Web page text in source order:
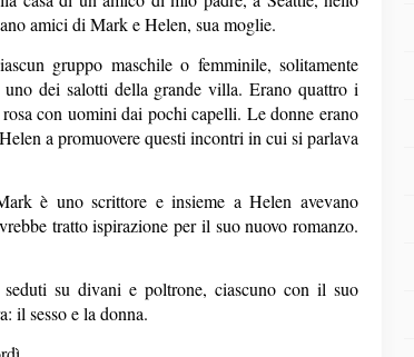
amici di Mark e Helen, sua moglie.
gruppo maschile o femminile, solitamente
dei salotti della grande villa. Erano quattro i
con uomini dai pochi capelli. Le donne erano
a promuovere questi incontri in cui si parlava
è uno scrittore e insieme a Helen avevano
tratto ispirazione per il suo nuovo romanzo.
su divani e poltrone, ciascuno con il suo
il sesso e la donna.